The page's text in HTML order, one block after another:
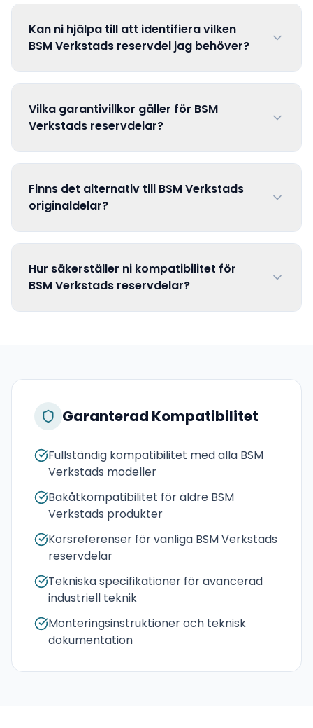
Kan ni hjälpa till att identifiera vilken
BSM Verkstads reservdel jag behöver?
Vilka garantivillkor gäller för BSM
Verkstads reservdelar?
Finns det alternativ till BSM Verkstads
originaldelar?
Hur säkerställer ni kompatibilitet för
BSM Verkstads reservdelar?
Garanterad Kompatibilitet
Fullständig kompatibilitet med alla BSM
Verkstads modeller
Bakåtkompatibilitet för äldre BSM
Verkstads produkter
Korsreferenser för vanliga BSM Verkstads
reservdelar
Tekniska specifikationer för avancerad
industriell teknik
Monteringsinstruktioner och teknisk
dokumentation